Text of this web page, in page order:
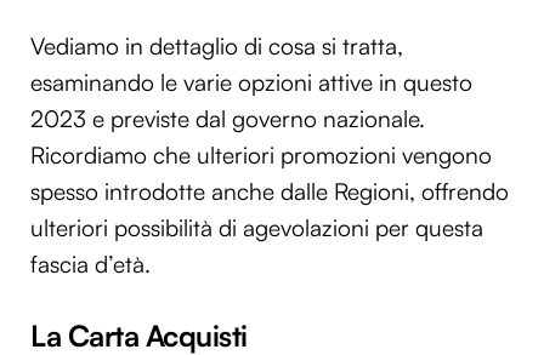
Vediamo in dettaglio di cosa si tratta,
esaminando le varie opzioni attive in questo
2023 e previste dal governo nazionale.
Ricordiamo che ulteriori promozioni vengono
spesso introdotte anche dalle Regioni, offrendo
ulteriori possibilità di agevolazioni per questa
fascia d’età.
La Carta Acquisti